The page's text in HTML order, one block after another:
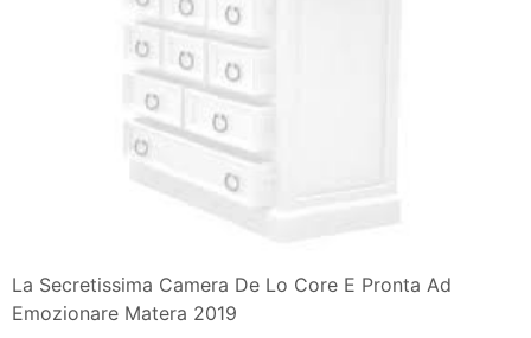
La Secretissima Camera De Lo Core E Pronta Ad
Emozionare Matera 2019